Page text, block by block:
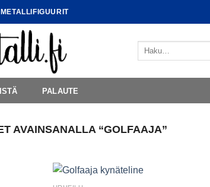
Etsi:
PALAUTE
AVAINSANALLA “GOLFAAJA”